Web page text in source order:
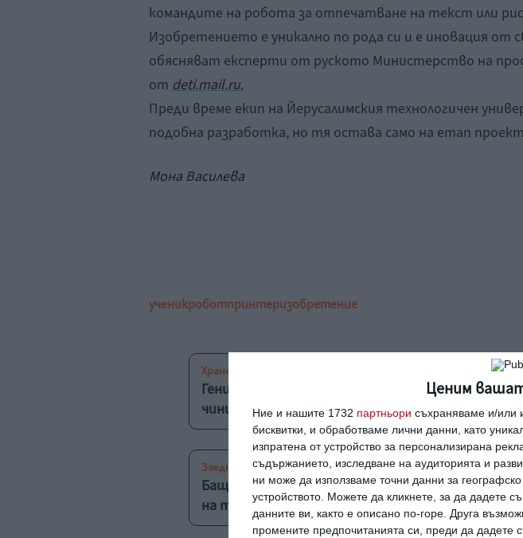
Ценим
Ние и нашите 1732 партньори съхраняваме и/или
бисквитки, и обработваме лични данни, като
изпратена от устройство за персонализирана
съдържанието, изследване на аудиторията и
ни може да използваме точни данни за
устройството. Можете да кликнете, за да дадете
данните ви, както е описано по-горе. Друга
промените предпочитанията си, преди да дадете
командите на робота за отпечатване на текст или
Изобретението е уникално по рода си и е иновация от
обясняват експерти от руското Министерство на
от deti.mail.ru.
Преди време екип на Йерусалимския технологичен
подобна разработка, но тя остава само на етап
Мона Василева
ученикроботпринтеризобретение
Хранене
Гениално: Изобретиха разделител за храна в
чиния
Заедно
Баща изобрети приложение, което блокира
на тийнейджъра